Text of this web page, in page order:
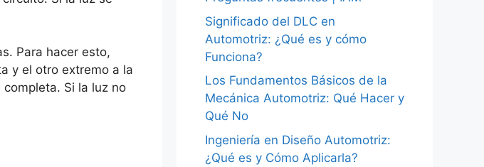
Para hacer esto,
y el otro extremo a la
Si la luz no
Significado del DLC en
Automotriz: ¿Qué es y cómo
Funciona?
Los Fundamentos Básicos de la
Mecánica Automotriz: Qué Hacer y
Qué No
Ingeniería en Diseño Automotriz:
¿Qué es y Cómo Aplicarla?